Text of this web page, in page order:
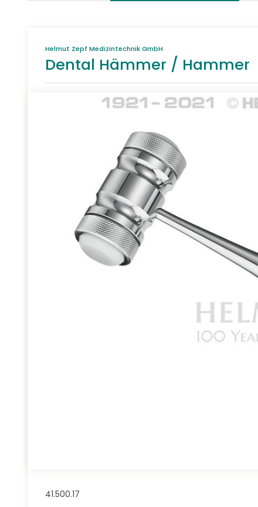
Helmut Zepf Medizintechnik GmbH
Dental Hämmer / Hammer
41.500.17